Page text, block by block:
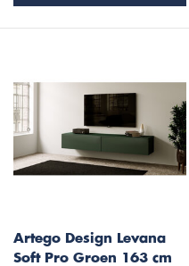
Artego Design Levana
Soft Pro Groen 163 cm